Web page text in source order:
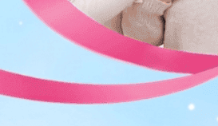
và về cơ bản được nghỉ ngơi. Để
chế độ ăn lỏng.